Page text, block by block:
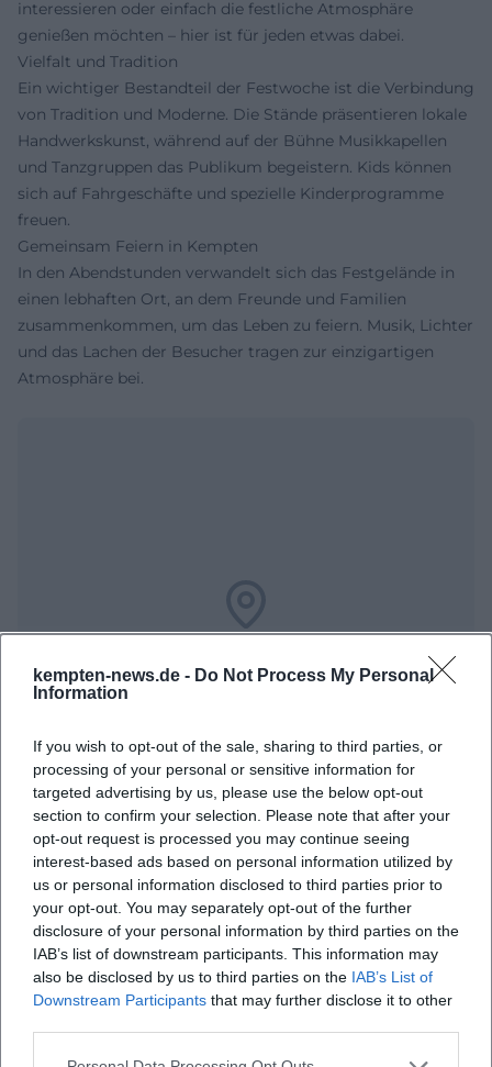
kempten-news.de - Do Not Process My Personal
Information
If you wish to opt-out of the sale, sharing to third parties, or
processing of your personal or sensitive information for
targeted advertising by us, please use the below opt-out
section to confirm your selection. Please note that after your
opt-out request is processed you may continue seeing
interest-based ads based on personal information utilized by
us or personal information disclosed to third parties prior to
your opt-out. You may separately opt-out of the further
disclosure of your personal information by third parties on the
IAB’s list of downstream participants. This information may
also be disclosed by us to third parties on the IAB’s List of
Downstream Participants that may further disclose it to other
interessieren oder einfach die festliche Atmosphäre
genießen möchten – hier ist für jeden etwas dabei.
Vielfalt und Tradition
Ein wichtiger Bestandteil der Festwoche ist die Verbindung
von Tradition und Moderne. Die Stände präsentieren lokale
Handwerkskunst, während auf der Bühne Musikkapellen
und Tanzgruppen das Publikum begeistern. Kids können
sich auf Fahrgeschäfte und spezielle Kinderprogramme
freuen.
Gemeinsam Feiern in Kempten
In den Abendstunden verwandelt sich das Festgelände in
einen lebhaften Ort, an dem Freunde und Familien
zusammenkommen, um das Leben zu feiern. Musik, Lichter
und das Lachen der Besucher tragen zur einzigartigen
Atmosphäre bei.
Open in Google Maps
Häufig gestellte Fragen
Wann beginnt die Allgäuer Festwoche?
Wo findet die Veranstaltung statt?